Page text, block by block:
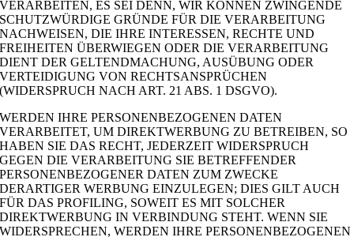
VERARBEITEN, ES SEI DENN, WIR KÖNNEN ZWINGENDE
SCHUTZWÜRDIGE GRÜNDE FÜR DIE VERARBEITUNG
NACHWEISEN, DIE IHRE INTERESSEN, RECHTE UND
FREIHEITEN ÜBERWIEGEN ODER DIE VERARBEITUNG
DIENT DER GELTENDMACHUNG, AUSÜBUNG ODER
VERTEIDIGUNG VON RECHTSANSPRÜCHEN
(WIDERSPRUCH NACH ART. 21 ABS. 1 DSGVO).
WERDEN IHRE PERSONENBEZOGENEN DATEN
VERARBEITET, UM DIREKTWERBUNG ZU BETREIBEN, SO
HABEN SIE DAS RECHT, JEDERZEIT WIDERSPRUCH
GEGEN DIE VERARBEITUNG SIE BETREFFENDER
PERSONENBEZOGENER DATEN ZUM ZWECKE
DERARTIGER WERBUNG EINZULEGEN; DIES GILT AUCH
FÜR DAS PROFILING, SOWEIT ES MIT SOLCHER
DIREKTWERBUNG IN VERBINDUNG STEHT. WENN SIE
WIDERSPRECHEN, WERDEN IHRE PERSONENBEZOGENEN